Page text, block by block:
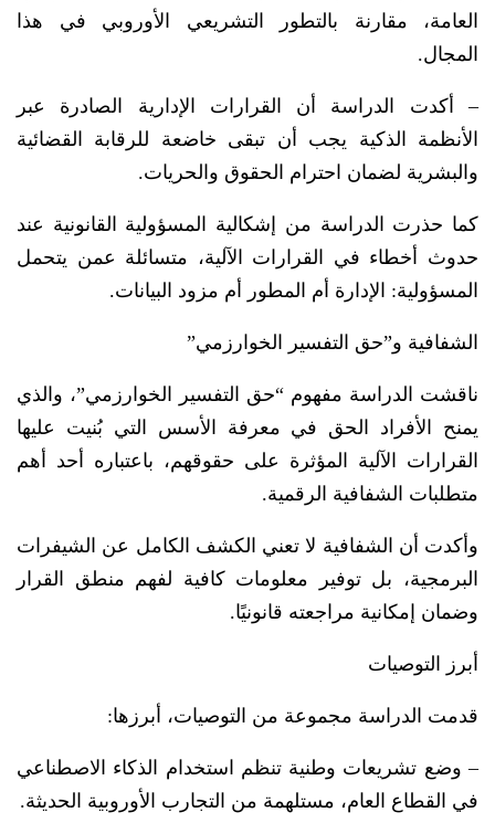
العامة، مقارنة بالتطور التشريعي الأوروبي في هذا
المجال.
– أكدت الدراسة أن القرارات الإدارية الصادرة عبر
الأنظمة الذكية يجب أن تبقى خاضعة للرقابة القضائية
والبشرية لضمان احترام الحقوق والحريات.
كما حذرت الدراسة من إشكالية المسؤولية القانونية عند
حدوث أخطاء في القرارات الآلية، متسائلة عمن يتحمل
المسؤولية: الإدارة أم المطور أم مزود البيانات.
الشفافية و”حق التفسير الخوارزمي”
ناقشت الدراسة مفهوم “حق التفسير الخوارزمي”، والذي
يمنح الأفراد الحق في معرفة الأسس التي بُنيت عليها
القرارات الآلية المؤثرة على حقوقهم، باعتباره أحد أهم
متطلبات الشفافية الرقمية.
وأكدت أن الشفافية لا تعني الكشف الكامل عن الشيفرات
البرمجية، بل توفير معلومات كافية لفهم منطق القرار
وضمان إمكانية مراجعته قانونيًا.
أبرز التوصيات
قدمت الدراسة مجموعة من التوصيات، أبرزها:
– وضع تشريعات وطنية تنظم استخدام الذكاء الاصطناعي
في القطاع العام، مستلهمة من التجارب الأوروبية الحديثة.